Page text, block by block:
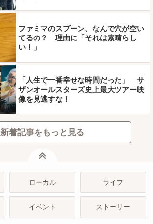
ファミマのスプーン、なんで穴が空い
てるの？ 理由に「それは素晴らし
い！」
「人生で一番幸せな時間だった」 サ
ザンオールスターズ史上最大ツアー映
像を見逃すな！
新着記事をもっと見る
ローカル ライフ
イベント ストーリー